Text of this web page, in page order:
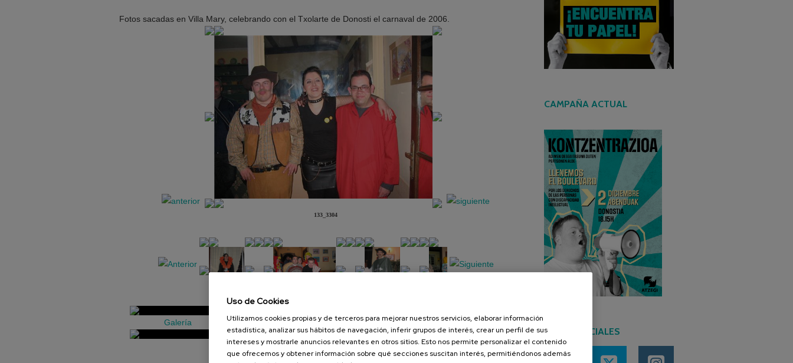
Fotos sacadas en Villa Mary, celebrando con el Txolarte de Donosti el carnaval de 2006.
133_3304
Galería Presentación Diapositiva
CAMPAÑA ACTUAL
REDES SOCIALES
Uso de Cookies
Utilizamos cookies propias y de terceros para mejorar nuestros servicios, elaborar información
estadística, analizar sus hábitos de navegación, inferir grupos de interés, crear un perfil de sus
intereses y mostrarle anuncios relevantes en otros sitios. Esto nos permite personalizar el contenido
que ofrecemos y obtener información sobre qué secciones suscitan interés, permitiéndonos además